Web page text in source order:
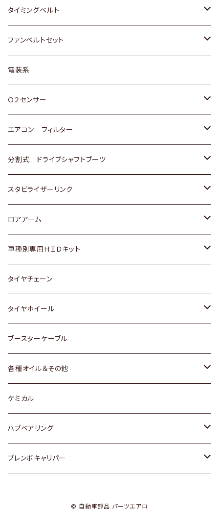
三菱
スバル
日野
クライスラー
ダイハツ
マツダ
三菱
スバル
ホンダ
マツダ
スズキ
ダイハツ
マツダ
三菱
スバル
ホンダ
スズキ
日産
ダイハツ
マツダ
三菱
スバル
タイミングベルト
トヨタ
スズキ
ダイハツ
三菱
スバル
ファンベルトセット
トヨタ
ホンダ
スズキ
日産
いすゞ
ダイハツ
マツダ
三菱
スバル
レクサス
電装系
Ｏ２センサー
トヨタ
ホンダ
スズキ
日産
ダイハツ
マツダ
三菱
スバル
エアコン フィルター
トヨタ
ホンダ
スズキ
日産
いすゞ
ダイハツ
マツダ
三菱
スバル
分割式 ドライブシャフトブーツ
トヨタ
ホンダ
スズキ
日産
ダイハツ
スバル
スタビライザーリンク
トヨタ
ホンダ
スズキ
日産
ダイハツ
マツダ
ロアアーム
ホンダ
スズキ
日産
ダイハツ
マツダ
スバル
車種別専用ＨＩＤキット
トヨタ
マツダ
タイヤチェーン
タイヤホイール
トヨタ
ホンダ
スズキ
日産
ダイハツ
ブースターケーブル
各種オイル＆その他
ディーデル洗浄添加剤
ケミカル
ハブベアリング
トヨタ
ブレンボキャリパー
© 自動車部品 パーツエアロ